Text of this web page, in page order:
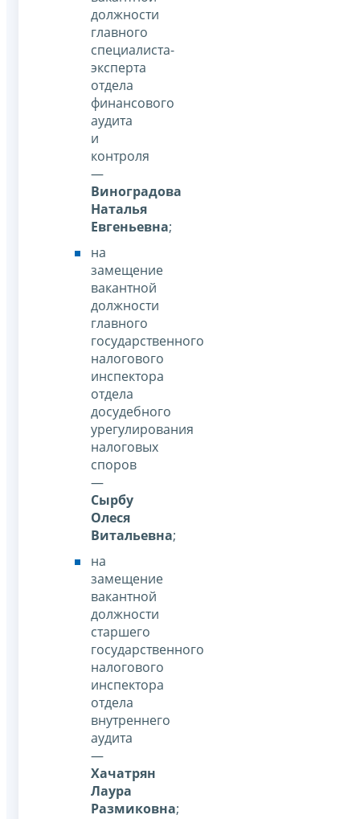
должности
главного
специалиста-
эксперта
отдела
финансового
аудита
и
контроля
—
Виноградова
Наталья
Евгеньевна;
на
замещение
вакантной
должности
главного
государственного
налогового
инспектора
отдела
досудебного
урегулирования
налоговых
споров
—
Сырбу
Олеся
Витальевна;
на
замещение
вакантной
должности
старшего
государственного
налогового
инспектора
отдела
внутреннего
аудита
—
Хачатрян
Лаура
Размиковна;